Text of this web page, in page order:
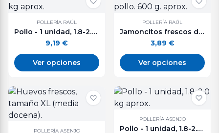
POLLERÍA RAÚL
Pollo - 1 unidad, 1.8-2.0 kg aprox.
9,19 €
Ver opciones
POLLERÍA RAÚL
Jamoncitos frescos de pollo. 600 g. aprox.
3,89 €
Ver opciones
POLLERÍA ASENJO
POLLERÍA ASENJO
Pollo - 1 unidad, 1.8-2.0 kg aprox.